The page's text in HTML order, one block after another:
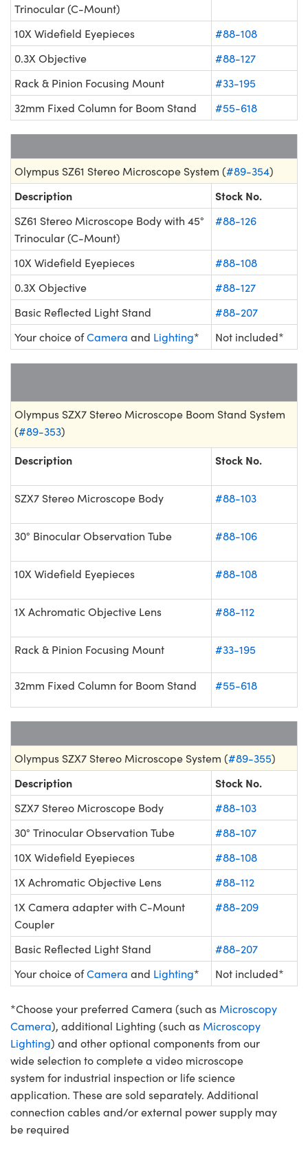
Trinocular (C-Mount)
10X Widefield Eyepieces
#88-108
0.3X Objective
#88-127
Rack & Pinion Focusing Mount
#33-195
32mm Fixed Column for Boom Stand
#55-618
Olympus SZ61 Stereo Microscope System (#89-354)
Description Stock No.
SZ61 Stereo Microscope Body with 45°
Trinocular (C-Mount)
#88-126
10X Widefield Eyepieces
#88-108
0.3X Objective
#88-127
Basic Reflected Light Stand
#88-207
Your choice ofCamera and Lighting* Not included*
Olympus SZX7 Stereo Microscope Boom Stand System
(#89-353)
Description Stock No.
SZX7 Stereo Microscope Body #88-103
30° Binocular Observation Tube #88-106
10X Widefield Eyepieces #88-108
1X Achromatic Objective Lens #88-112
Rack & Pinion Focusing Mount #33-195
32mm Fixed Column for Boom Stand #55-618
Olympus SZX7 Stereo Microscope System (#89-355)
Description Stock No.
SZX7 Stereo Microscope Body
#88-103
30° Trinocular Observation Tube
#88-107
10X Widefield Eyepieces
#88-108
1X Achromatic Objective Lens
#88-112
1X Camera adapter with C-Mount
Coupler
#88-209
Basic Reflected Light Stand
#88-207
Your choice ofCamera and Lighting* Not included*
*Choose your preferred Camera (such as Microscopy
Camera), additional Lighting (such as Microscopy
Lighting) and other optional components from our
wide selection to complete a video microscope
system for industrial inspection or life science
application. These are sold separately. Additional
connection cables and/or external power supply may
be required